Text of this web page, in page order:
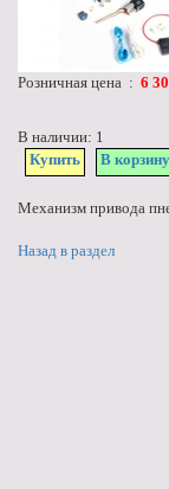
Розничная цена : 6
В наличии: 1
Купить
В корзину
Механизм привода
Назад в раздел